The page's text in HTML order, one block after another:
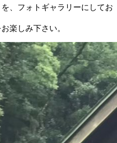
、フォトギャラリーにしてお
楽しみ下さい。